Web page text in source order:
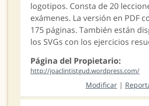
logotipos. Consta de 20
exámenes. La versión en PDF
175 páginas. También están
los SVGs con los ejercicios
Página del Propietario:
http://joaclintistgud.wordpress.com/
Modificar|